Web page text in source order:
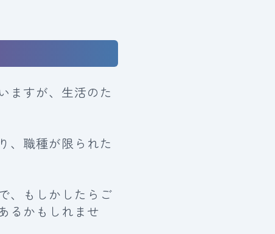
ますが、生活のた
、職種が限られた
、もしかしたらご
るかもしれませ